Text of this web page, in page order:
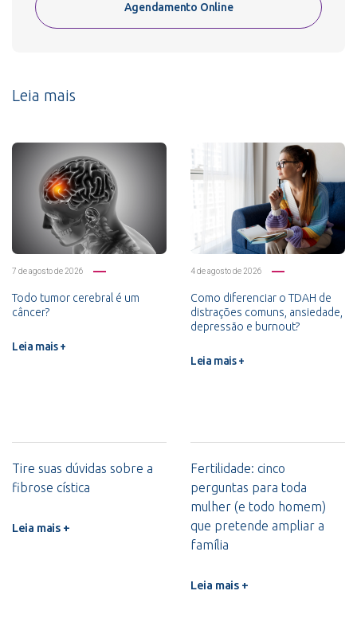
Agendamento Online
Leia mais
7 de agosto de 2026
Todo tumor cerebral é um
câncer?
Leia mais +
4 de agosto de 2026
Como diferenciar o TDAH de
distrações comuns, ansiedade,
depressão e burnout?
Leia mais +
Tire suas dúvidas sobre a
fibrose cística
Leia mais +
Fertilidade: cinco
perguntas para toda
mulher (e todo homem)
que pretende ampliar a
família
Leia mais +